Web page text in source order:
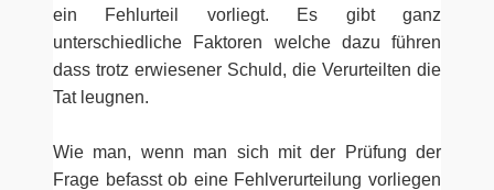
ein Fehlurteil vorliegt. Es gibt ganz
unterschiedliche Faktoren welche dazu führen
dass trotz erwiesener Schuld, die Verurteilten die
Tat leugnen.
Wie man, wenn man sich mit der Prüfung der
Frage befasst ob eine Fehlverurteilung vorliegen